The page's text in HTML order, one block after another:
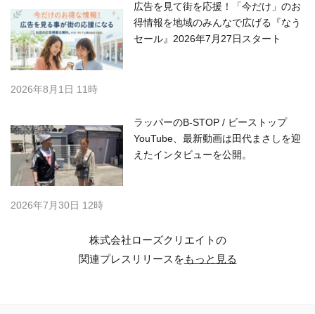
広告を見て街を応援！「今だけ」のお
得情報を地域のみんなで広げる『なう
セール』2026年7月27日スタート
2026年8月1日 11時
ラッパーのB-STOP / ビーストップ
YouTube、最新動画は田代まさしを迎
えたインタビューを公開。
2026年7月30日 12時
株式会社ローズクリエイトの
関連プレスリリースをもっと見る